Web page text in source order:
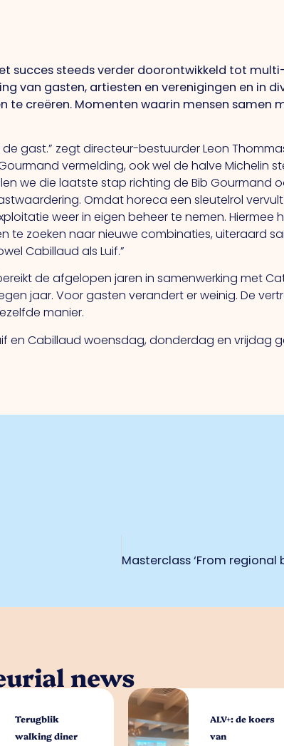
succes steeds verder doorontwikkeld tot
van gasten, artiesten en verenigingen en in
te creëren. Momenten waarin mensen samen
gast.” zegt directeur-bestuurder Leon
vermelding, ook wel de halve Michelin
we die laatste stap richting de Bib Gourmand
Omdat horeca een sleutelrol
weer in eigen beheer te nemen. Hiermee
te zoeken naar nieuwe combinaties, uiteraard
Cabillaud als Luif.”
de afgelopen jaren in samenwerking met
jaar. Voor gasten verandert er weinig. De
manier.
en Cabillaud woensdag, donderdag en vrijdag
news
Terugblik
walking diner
ALV+: de koers
van